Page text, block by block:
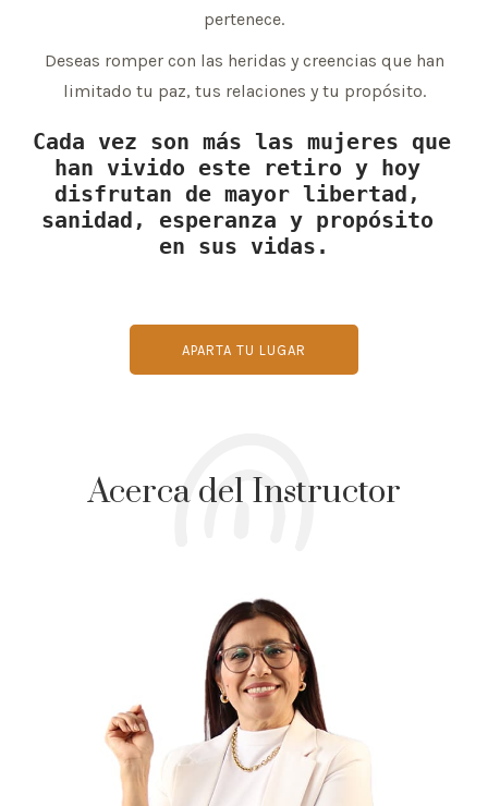
pertenece.
Deseas romper con las heridas y creencias que han
limitado tu paz, tus relaciones y tu propósito.
Cada vez son más las mujeres que
han vivido este retiro y hoy
disfrutan de mayor libertad,
sanidad, esperanza y propósito
en sus vidas.
APARTA TU LUGAR
Acerca del Instructor